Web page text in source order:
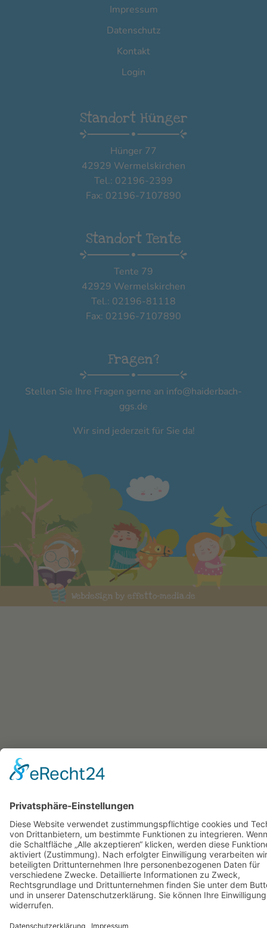
Impressum
Datenschutz
Kontakt
Login
Standort Hünger
Hünger 77
42929 Wermelskirchen
Tel.: 02196-2399
Fax: 02196-7107890
Standort Tente
Tente 79
42929 Wermelskirchen
Tel.: 02196-81118
Fax: 02196-7107890
Fragen?
Stellen Sie Ihre Fragen gerne an info@haiderbach-
ggs.de
Wir sind jederzeit für Sie da!
Webdesign by effetto-media.de